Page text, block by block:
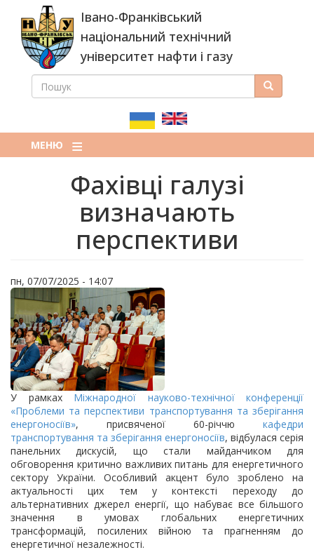
основного
вмісту
Івано-Франківський
національний технічний
університет нафти і газу
ПОШУКОВА
ПОШУК Пошук
МЕНЮ
Фахівці галузі
визначають
перспективи
пн, 07/07/2025 - 14:07
У рамках Міжнародної науково-технічної конференції
«Проблеми та перспективи транспортування та зберігання
енергоносіїв», присвяченої 60-річчю кафедри
транспортування та зберігання енергоносіїв, відбулася серія
панельних дискусій, що стали майданчиком для
обговорення критично важливих питань для енергетичного
сектору України. Особливий акцент було зроблено на
актуальності цих тем у контексті переходу до
альтернативних джерел енергії, що набуває все більшого
значення в умовах глобальних енергетичних
трансформацій, посилених війною та прагненням до
енергетичної незалежності.